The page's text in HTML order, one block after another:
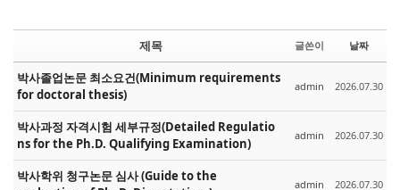
제목 글쓴이 날짜
박사졸업논문 최소요건(Minimum requirements
for doctoral thesis)
admin 2026.07.30
박사과정 자격시험 세부규정(Detailed Regulatio
ns for the Ph.D. Qualifying Examination)
admin 2026.07.30
박사학위 청구논문 심사 (Guide to the
admin 2026.07.30